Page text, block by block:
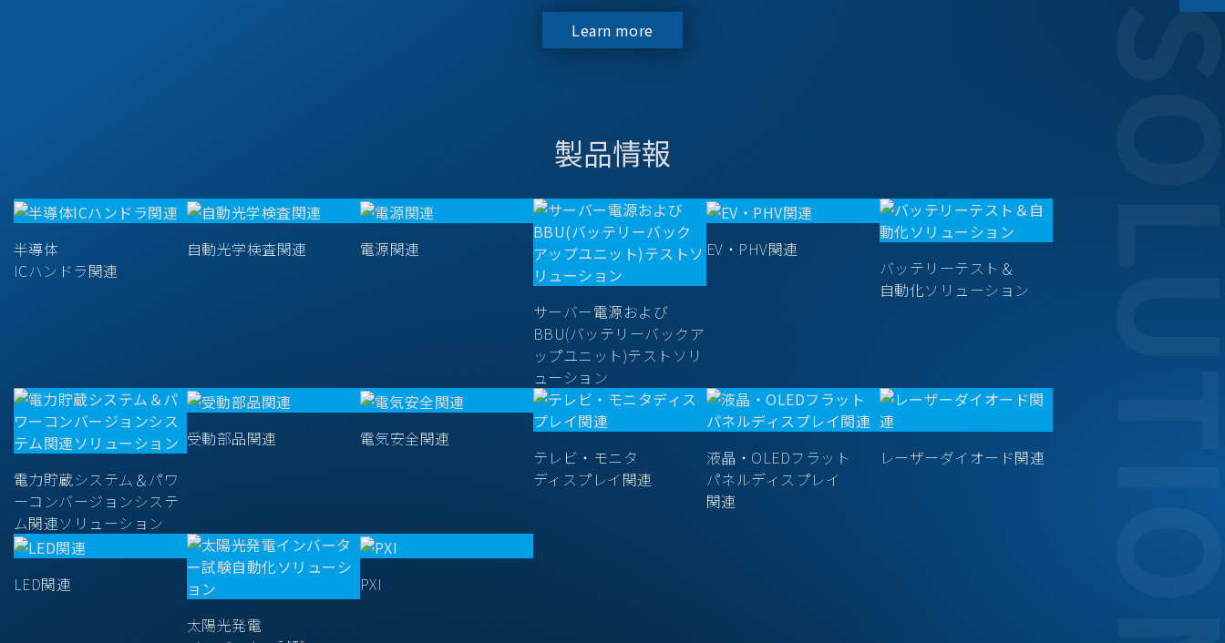
Learn more
製品情報
半導体
ICハンドラ関連
自動光学検査関連 電源関連
サーバー電源および
BBU(バッテリーバックア
ップユニット)テストソリ
ューション
EV・PHV関連
バッテリーテスト＆
自動化ソリューション
電力貯蔵システム＆パワ
ーコンバージョンシステ
ム関連ソリューション
受動部品関連
電気安全関連
テレビ・モニタ
ディスプレイ関連
液晶・OLEDフラット
パネルディスプレイ
関連
レーザーダイオード関連
LED関連
太陽光発電
PXI